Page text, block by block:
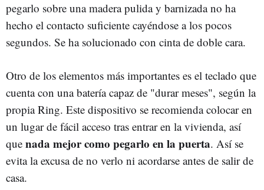
pegarlo sobre una madera pulida y barnizada no ha
hecho el contacto suficiente cayéndose a los pocos
segundos. Se ha solucionado con cinta de doble cara.
Otro de los elementos más importantes es el teclado que
cuenta con una batería capaz de "durar meses", según la
propia Ring. Este dispositivo se recomienda colocar en
un lugar de fácil acceso tras entrar en la vivienda, así
que nada mejor como pegarlo en la puerta. Así se
evita la excusa de no verlo ni acordarse antes de salir de
casa.